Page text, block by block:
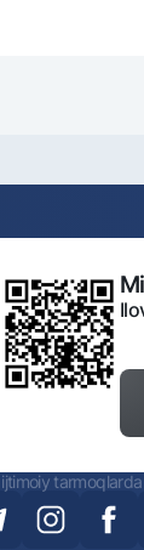
ijtimoiy